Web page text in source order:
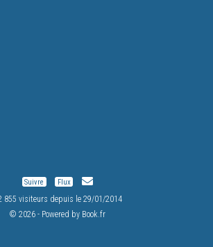
Suivre Flux
855 visiteurs depuis le 29/01/2014
© 2026 - Powered by Book.fr